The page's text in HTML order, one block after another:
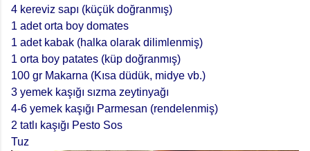
4 kereviz sapı (küçük doğranmış)
1 adet orta boy domates
1 adet kabak (halka olarak dilimlenmiş)
1 orta boy patates (küp doğranmış)
100 gr Makarna (Kısa düdük, midye vb.)
3 yemek kaşığı sızma zeytinyağı
4-6 yemek kaşığı Parmesan (rendelenmiş)
2 tatlı kaşığı Pesto Sos
Tuz